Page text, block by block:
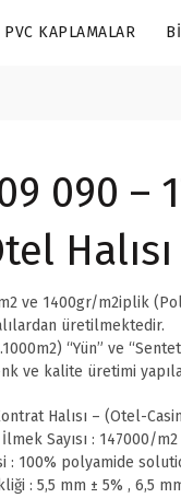
PVC KAPLAMALAR
090 –
Halısı
ve 1400gr/m2iplik
üretilmektedir.
“Yün” ve
ve kalite üretimi
Halısı – (Otel-
Sayısı : 147000/m2
: 100% polyamide
: 5,5 mm ± 5% , 6,5